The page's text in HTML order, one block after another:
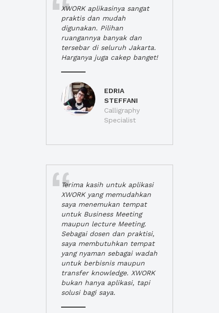
XWORK aplikasinya sangat
praktis dan mudah
digunakan. Pilihan
ruangannya banyak dan
tersebar di seluruh Jakarta.
Harganya juga cakep banget!
EDRIA
STEFFANI
Calligraphy
Specialist
Terima kasih untuk aplikasi
XWORK yang memudahkan
saya menemukan tempat
untuk Business Meeting
maupun lecture Meeting.
Sebagai dosen dan praktisi,
saya membutuhkan tempat
yang nyaman sebagai wadah
untuk berbisnis maupun
transfer knowledge. XWORK
bukan hanya aplikasi, tapi
solusi bagi saya.